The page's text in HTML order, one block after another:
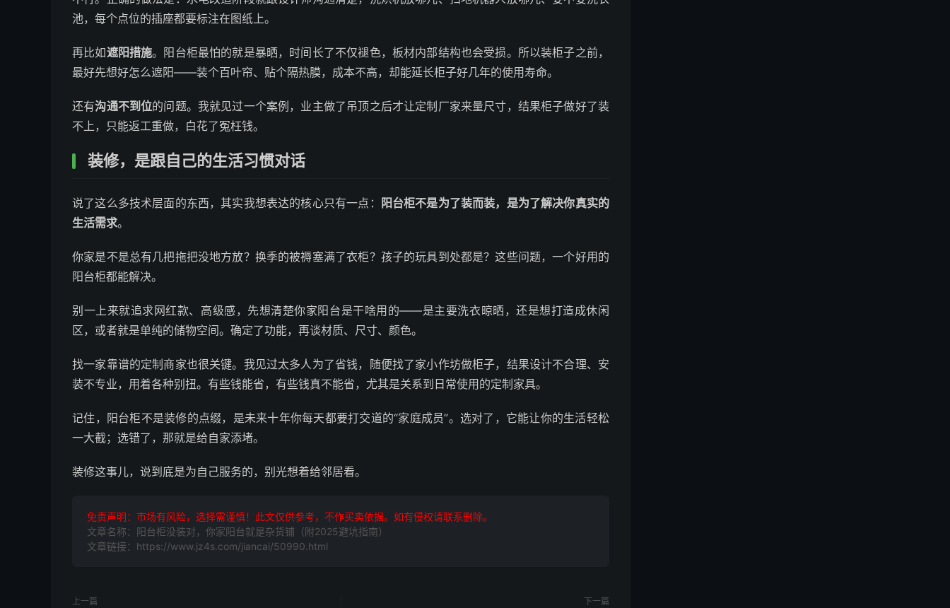
池，每个点位的插座都要标注在图纸上。
再比如遮阳措施。阳台柜最怕的就是暴晒，时间长了不仅褪色，板材内部结构也会受损。所以装柜子之前，
最好先想好怎么遮阳——装个百叶帘、贴个隔热膜，成本不高，却能延长柜子好几年的使用寿命。
还有沟通不到位的问题。我就见过一个案例，业主做了吊顶之后才让定制厂家来量尺寸，结果柜子做好了装
不上，只能返工重做，白花了冤枉钱。
装修，是跟自己的生活习惯对话
说了这么多技术层面的东西，其实我想表达的核心只有一点：
阳台柜不是为了装而装，是为了解决你真实的
生活需求。
你家是不是总有几把拖把没地方放？换季的被褥塞满了衣柜？孩子的玩具到处都是？这些问题，一个好用的
阳台柜都能解决。
别一上来就追求网红款、高级感，先想清楚你家阳台是干啥用的——是主要洗衣晾晒，还是想打造成休闲
区，或者就是单纯的储物空间。确定了功能，再谈材质、尺寸、颜色。
找一家靠谱的定制商家也很关键。我见过太多人为了省钱，随便找了家小作坊做柜子，结果设计不合理、安
装不专业，用着各种别扭。有些钱能省，有些钱真不能省，尤其是关系到日常使用的定制家具。
记住，阳台柜不是装修的点缀，是未来十年你每天都要打交道的“家庭成员”。选对了，它能让你的生活轻松
一大截；选错了，那就是给自家添堵。
装修这事儿，说到底是为自己服务的，别光想着给邻居看。
免责声明：市场有风险，选择需谨慎！此文仅供参考，不作买卖依据。如有侵权请联系删除。
文章名称：阳台柜没装对，你家阳台就是杂货铺（附2025避坑指南）
文章链接：https://www.jz4s.com/jiancai/50990.html
上一篇 下一篇